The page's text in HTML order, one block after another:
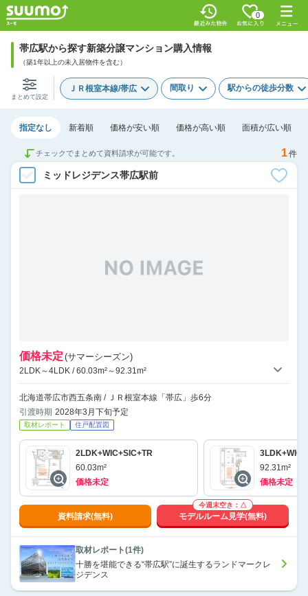
0
帯広駅から探す新築分譲マンション購入情報
（築1年以上の未入居物件を含む）
まとめて設定
ＪＲ根室本線/帯広 間取り 駅からの徒歩分数
指定なし 新着順 価格が安い順 価格が高い順 面積が広い順
チェックでまとめて資料請求が可能です。 1件
ミッドレジデンス帯広駅前
価格未定 (サマーシーズン)
2LDK～4LDK / 60.03m²～92.31m²
北海道帯広市西五条南 / ＪＲ根室本線「帯広」歩6分
引渡時期 2028年3月下旬予定
取材レポート 住戸配置図
2LDK+WIC+SIC+TR
60.03m²
価格未定
92.31m²
価格未定
資料請求(無料)
今週末空き：△
モデルルーム見学(無料)
取材レポート(1件)
十勝を堪能できる“帯広駅”に誕生するランドマークレ
ジデンス